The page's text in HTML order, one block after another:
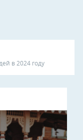
в 2024 году